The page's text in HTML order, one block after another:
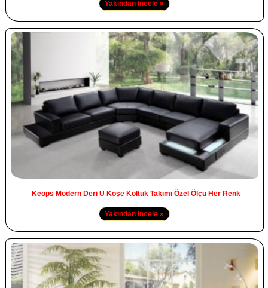
Yakından İncele »
Keops Modern Deri U Köşe Koltuk Takımı Özel Ölçü Her Renk
Yakından İncele »